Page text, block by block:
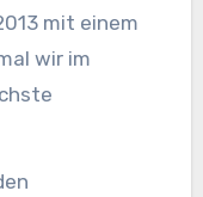
mit einem
wir im